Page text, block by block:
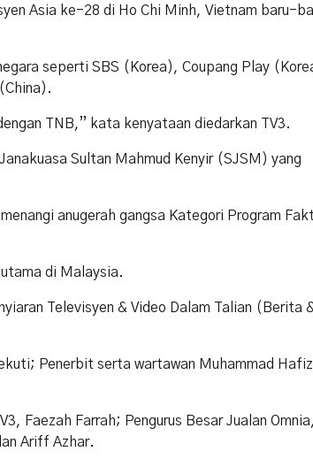
Asia ke-28 di Ho Chi Minh, Vietnam baru-
seperti SBS (Korea), Coupang Play
TNB,” kata kenyataan diedarkan TV3.
Sultan Mahmud Kenyir (SJSM) yang
anugerah gangsa Kategori Program
di Malaysia.
Televisyen & Video Dalam Talian (Berita
Penerbit serta wartawan Muhammad Hafiz
Faezah Farrah; Pengurus Besar Jualan Omnia,
Ariff Azhar.